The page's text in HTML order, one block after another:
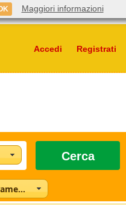
Accedi Registrati
Cerca
Seleziona l'inquadramento
Maggiori informazioni